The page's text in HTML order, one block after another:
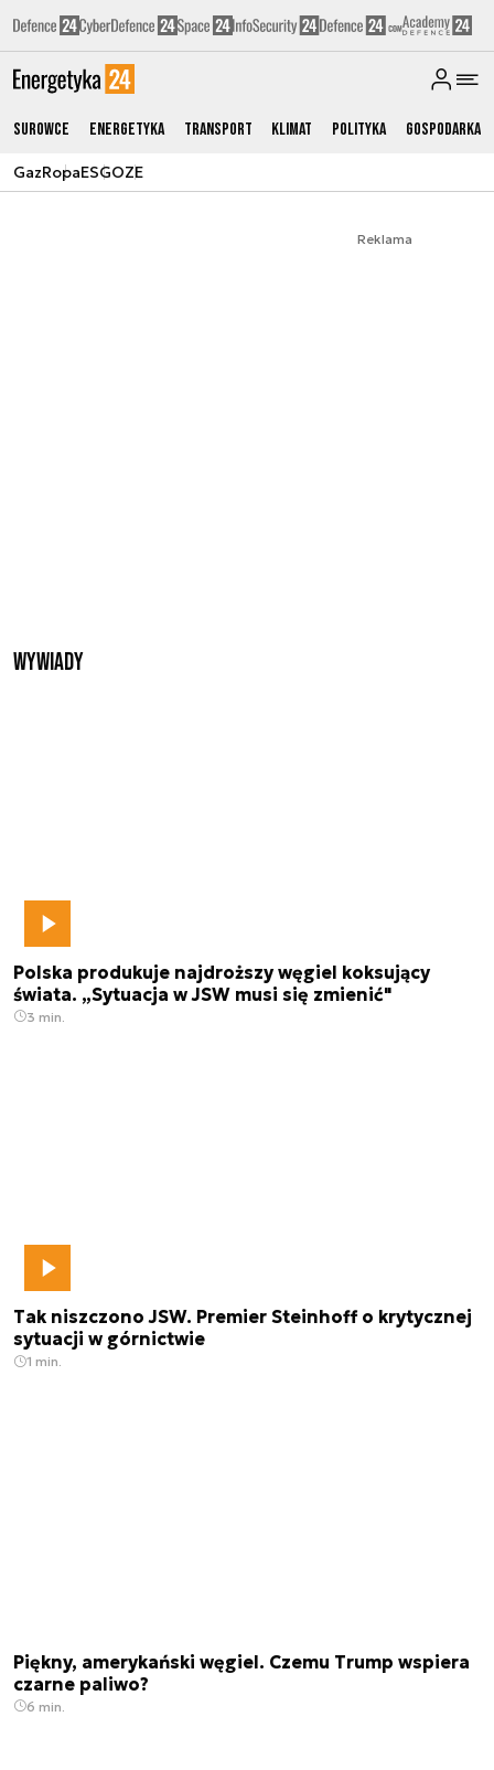
Surowce Energetyka Transport Klimat Polityka Gospodarka
GazRopaESGOZE
Reklama
Wywiady
Polska produkuje najdroższy węgiel koksujący
świata. „Sytuacja w JSW musi się zmienić"
3 min.
Tak niszczono JSW. Premier Steinhoff o krytycznej
sytuacji w górnictwie
1 min.
Piękny, amerykański węgiel. Czemu Trump wspiera
czarne paliwo?
6 min.